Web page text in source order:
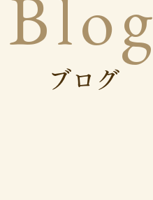
Blog
ブログ